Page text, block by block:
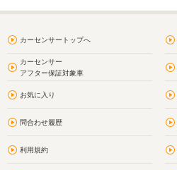
カーセンサートップへ
カーセンサー
アフター保証対象車
お気に入り
問合わせ履歴
利用規約